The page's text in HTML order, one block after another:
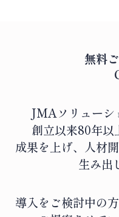
無料
JMAソリューシ
創立以来80年以
成果を上げ、人材
生み出
導入をご検討中の